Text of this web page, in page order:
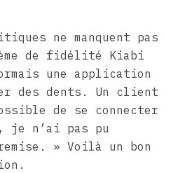
ne manquent pas
de fidélité Kiabi
une application
des dents. Un client
de se connecter
je n’ai pas pu
» Voilà un bon